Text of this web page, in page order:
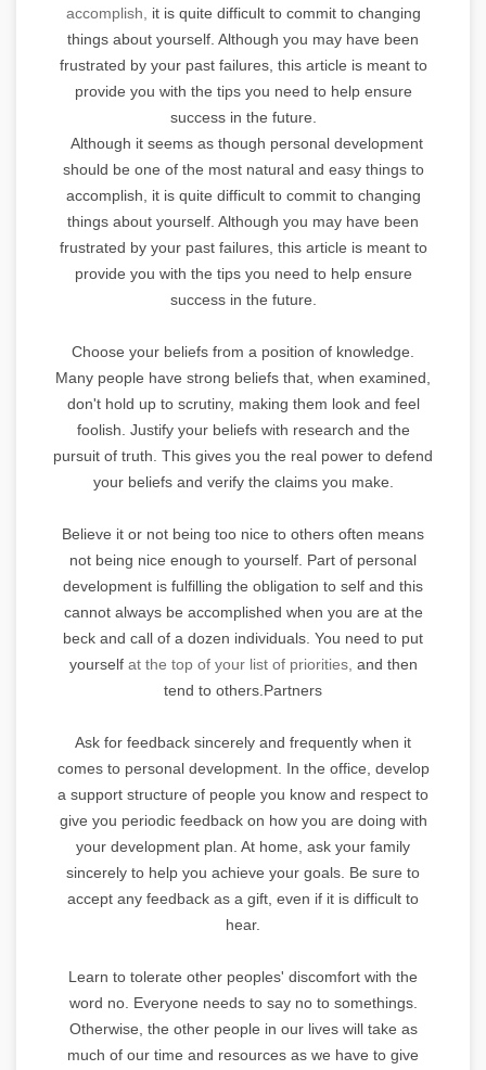
accomplish,
it is quite difficult to commit to changing
things about yourself. Although you may have been
frustrated by your past failures, this article is meant to
provide you with the tips you need to help ensure
success in the future.
Although it seems as though personal development
should be one of the most natural and easy things to
accomplish, it is quite difficult to commit to changing
things about yourself. Although you may have been
frustrated by your past failures, this article is meant to
provide you with the tips you need to help ensure
success in the future.
Choose your beliefs from a position of knowledge.
Many people have strong beliefs that, when examined,
don't hold up to scrutiny, making them look and feel
foolish. Justify your beliefs with research and the
pursuit of truth. This gives you the real power to defend
your beliefs and verify the claims you make.
Believe it or not being too nice to others often means
not being nice enough to yourself. Part of personal
development is fulfilling the obligation to self and this
cannot always be accomplished when you are at the
beck and call of a dozen individuals. You need to put
yourself at the top of your list of priorities, and then
tend to others.Partners
Ask for feedback sincerely and frequently when it
comes to personal development. In the office, develop
a support structure of people you know and respect to
give you periodic feedback on how you are doing with
your development plan. At home, ask your family
sincerely to help you achieve your goals. Be sure to
accept any feedback as a gift, even if it is difficult to
hear.
Learn to tolerate other peoples' discomfort with the
word no. Everyone needs to say no to somethings.
Otherwise, the other people in our lives will take as
much of our time and resources as we have to give